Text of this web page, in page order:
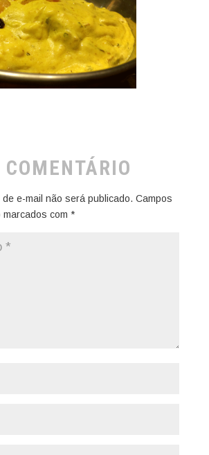
e-mail não será publicado. Campos
com *